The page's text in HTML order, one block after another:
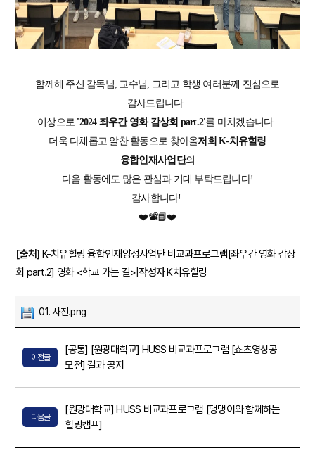
함께해 주신 감독님, 교수님, 그리고 학생 여러분께 진심으로
감사드립니다.
이상으로 '2024 좌우간 영화 감상회 part.2'를 마치겠습니다.
더욱 다채롭고 알찬 활동으로 찾아올저희 K-치유힐링
융합인재사업단의
다음 활동에도 많은 관심과 기대 부탁드립니다!
감사합니다!
❤️📽️📘❤️
[출처] K-치유힐링 융합인재양성사업단 비교과프로그램[좌우간 영화 감상
회 part.2] 영화 <학교 가는 길> |작성자K치유힐링
01. 사진.png
이전글
[공통] [원광대학교] HUSS 비교과프로그램 [쇼츠영상공
모전] 결과 공지
다음글
[원광대학교] HUSS 비교과프로그램 [댕댕이와 함께하는
힐링캠프]